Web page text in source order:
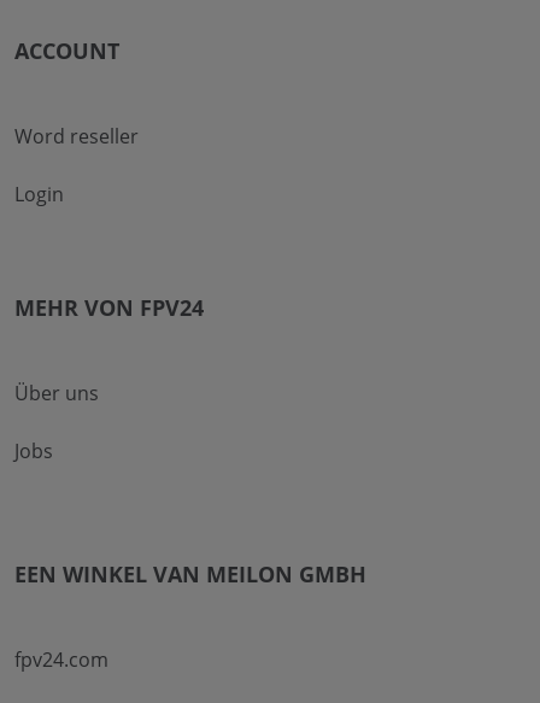
ACCOUNT
Word reseller
Login
MEHR VON FPV24
Über uns
Jobs
EEN WINKEL VAN MEILON GMBH
fpv24.com